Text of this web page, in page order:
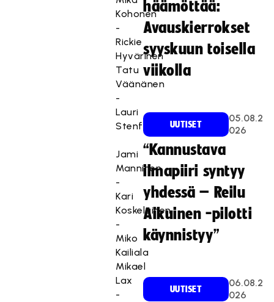
Kohonen
-
Rickie
Hyvärinen
Tatu
Väänänen
-
Lauri
Stenfors
Jami
Manninen
-
Kari
Koskelainen
-
Miko
Kailiala
Mikael
Lax
-
häämöttää:
Avauskierrokset
syyskuun toisella
viikolla
UUTISET
05.08.2
026
“Kannustava
ilmapiiri syntyy
yhdessä – Reilu
Aikuinen -pilotti
käynnistyy”
UUTISET
06.08.2
026